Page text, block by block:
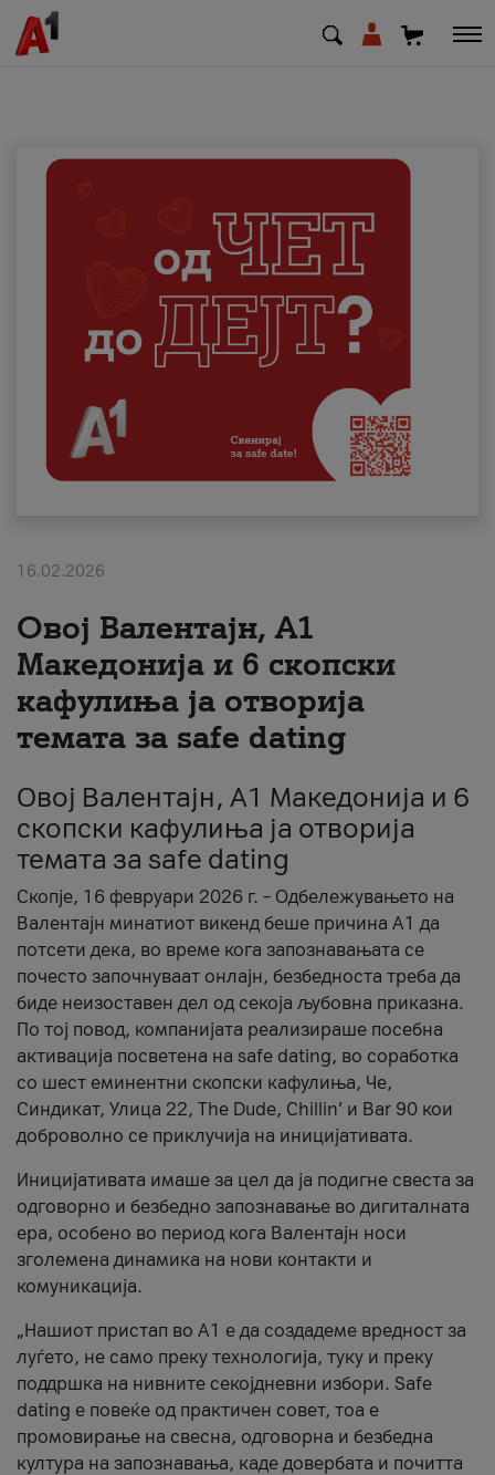
Деловни
Поддршка
Надополни кредит
Плати сметка
#ПодобарОнлајн
16.02.2026
Овој Валентајн, A1
Македонија и 6 скопски
кафулиња ја отворија
темата за safe dating
Овој Валентајн, A1 Македонија и 6
скопски кафулиња ја отворија
темата за safe dating
Скопје, 16 февруари 2026 г. – Одбележувањето на
Валентајн минатиот викенд беше причина А1 да
потсети дека, во време кога запознавањата се
почесто започнуваат онлајн, безбедноста треба да
биде неизоставен дел од секоја љубовна приказна.
По тој повод, компанијата реализираше посебна
активација посветена на safe dating, во соработка
со шест еминентни скопски кафулиња, Че,
Синдикат, Улица 22, The Dude, Chillin’ и Bar 90 кои
доброволно се приклучија на иницијативата.
Иницијативата имаше за цел да ја подигне свеста за
одговорно и безбедно запознавање во дигиталната
ера, особено во период кога Валентајн носи
зголемена динамика на нови контакти и
комуникација.
„Нашиот пристап во А1 е да создадеме вредност за
луѓето, не само преку технологија, туку и преку
поддршка на нивните секојдневни избори. Safe
dating е повеќе од практичен совет, тоа е
промовирање на свесна, одговорна и безбедна
култура на запознавања, каде довербата и почитта